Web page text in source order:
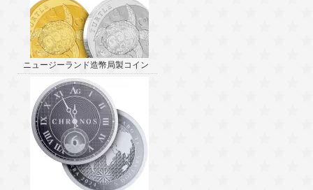
ニュージーランド造幣局製コイン